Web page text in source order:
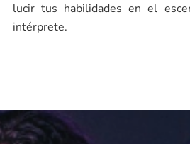
lucir tus habilidades en el
intérprete.